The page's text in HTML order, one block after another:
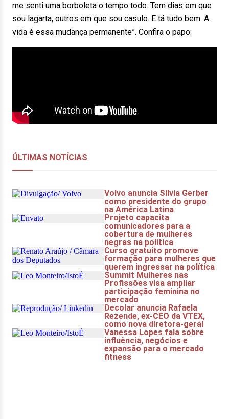
me senti uma borboleta o tempo todo. Tem dias em que
sou lagarta, outros em que sou casulo. E tá tudo bem. A
vida é essa mudança permanente”. Confira o papo: